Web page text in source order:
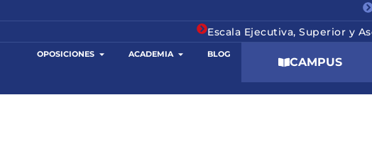
Escala Ejecutiva, Superior y
OPOSICIONES ACADEMIA BLOG
CAMPUS